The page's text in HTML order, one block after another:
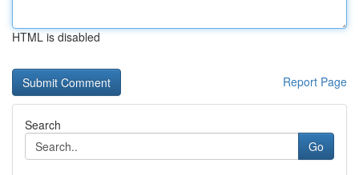
HTML is disabled
Report Page
Search
Go